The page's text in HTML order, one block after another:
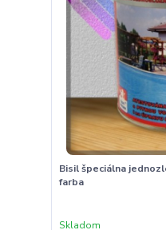
Bisil špeciálna
farba
Skladom